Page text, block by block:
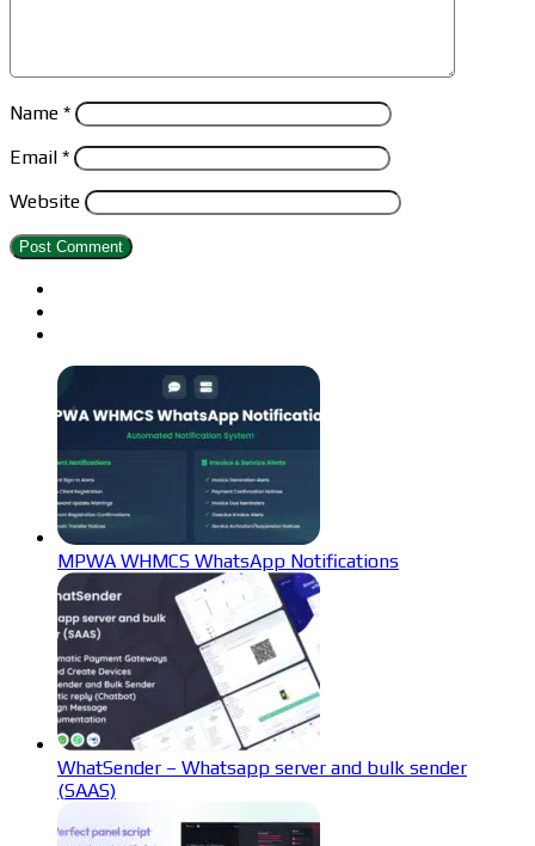
Name *
Email *
Website
MPWA WHMCS WhatsApp Notifications
WhatSender – Whatsapp server and bulk sender
(SAAS)